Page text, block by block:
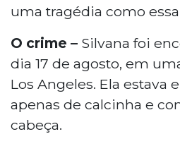
uma tragédia como
O crime – Silvana foi
dia 17 de agosto, em
Los Angeles. Ela estava
apenas de calcinha e
cabeça.